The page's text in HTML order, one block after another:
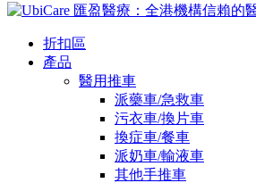
折扣區
產品
醫用推車
派藥車/急救車
污衣車/換片車
換症車/餐車
派奶車/輸液車
其他手推車